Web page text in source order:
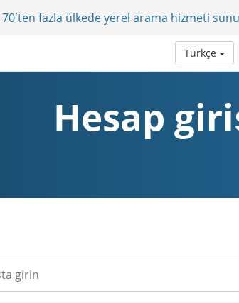
70'ten fazla ülkede yerel arama hizmeti
Türkçe
Hesap